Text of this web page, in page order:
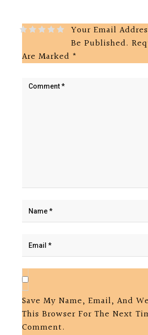
Your Email
Be Published.
Are Marked *
Save My Name, Email, And
This Browser For The Next
Comment.